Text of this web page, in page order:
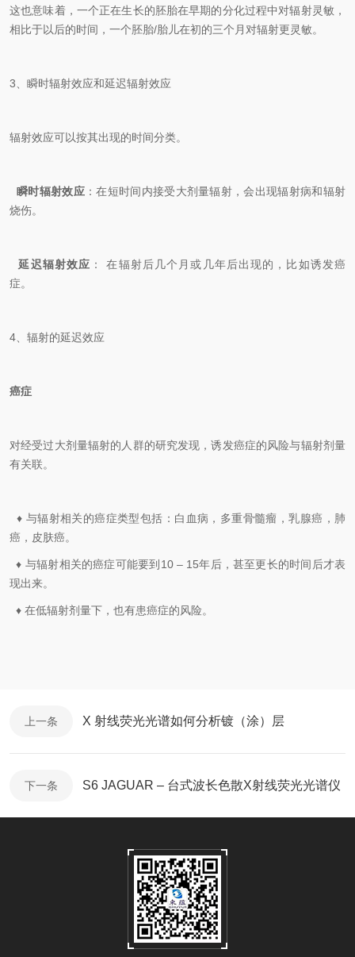
这也意味着，一个正在生长的胚胎在早期的分化过程中对辐射灵敏，
相比于以后的时间，一个胚胎/胎儿在初的三个月对辐射更灵敏。
3、瞬时辐射效应和延迟辐射效应
辐射效应可以按其出现的时间分类。
瞬时辐射效应：在短时间内接受大剂量辐射，会出现辐射病和辐射
烧伤。
延迟辐射效应 ： 在辐射后几个月或几年后出现的，比如诱发癌
症。
4、辐射的延迟效应
癌症
对经受过大剂量辐射的人群的研究发现，诱发癌症的风险与辐射剂量
有关联。
♦ 与辐射相关的癌症类型包括：白血病，多重骨髓瘤，乳腺癌，肺
癌，皮肤癌。
​♦ 与辐射相关的癌症可能要到10 – 15年后，甚至更长的时间后才表
现出来。
♦ 在低辐射剂量下，也有患癌症的风险。
上一条 X 射线荧光光谱如何分析镀（涂）层
下一条 S6 JAGUAR – 台式波长色散X射线荧光光谱仪